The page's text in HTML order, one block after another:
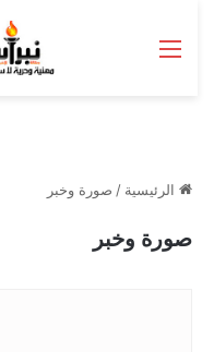
القائمة
الرئيسية / صورة وخبر
صورة وخبر